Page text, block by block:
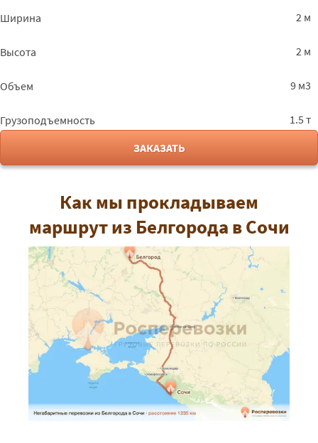
Ширина 2 м
Высота 2 м
Объем 9 м3
Грузоподъемность
1.5 т
ЗАКАЗАТЬ
Как мы прокладываем
маршрут из Белгорода в Сочи